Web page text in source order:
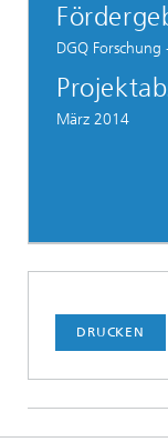
DGQ Forschung
März 2014
DRUCKEN